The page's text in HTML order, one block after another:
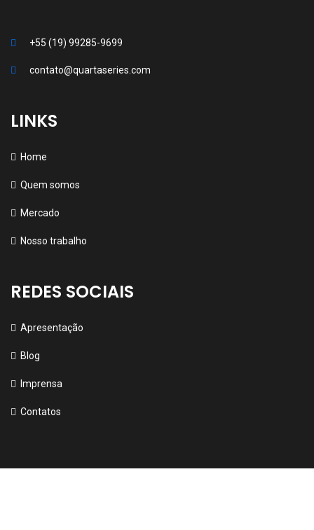
+55 (19) 99285-9699
contato@quartaseries.com
LINKS
Home
Quem somos
Mercado
Nosso trabalho
REDES SOCIAIS
Apresentação
Blog
Imprensa
Contatos